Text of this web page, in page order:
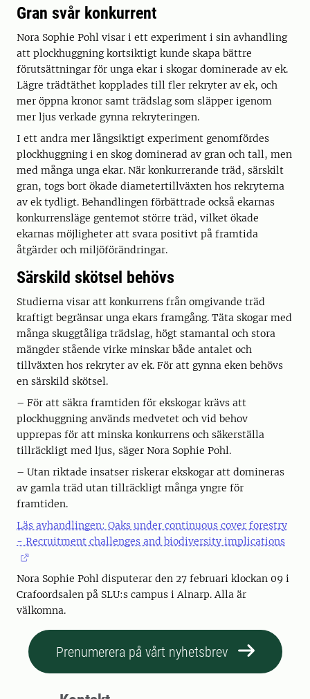
Gran svår konkurrent
Nora Sophie Pohl visar i ett experiment i sin avhandling
att plockhuggning kortsiktigt kunde skapa bättre
förutsättningar för unga ekar i skogar dominerade av ek.
Lägre trädtäthet kopplades till fler rekryter av ek, och
mer öppna kronor samt trädslag som släpper igenom
mer ljus verkade gynna rekryteringen.
I ett andra mer långsiktigt experiment genomfördes
plockhuggning i en skog dominerad av gran och tall, men
med många unga ekar. När konkurrerande träd, särskilt
gran, togs bort ökade diametertillväxten hos rekryterna
av ek tydligt. Behandlingen förbättrade också ekarnas
konkurrensläge gentemot större träd, vilket ökade
ekarnas möjligheter att svara positivt på framtida
åtgärder och miljöförändringar.
Särskild skötsel behövs
Studierna visar att konkurrens från omgivande träd
kraftigt begränsar unga ekars framgång. Täta skogar med
många skuggtåliga trädslag, högt stamantal och stora
mängder stående virke minskar både antalet och
tillväxten hos rekryter av ek. För att gynna eken behövs
en särskild skötsel.
– För att säkra framtiden för ekskogar krävs att
plockhuggning används medvetet och vid behov
upprepas för att minska konkurrens och säkerställa
tillräckligt med ljus, säger Nora Sophie Pohl.
– Utan riktade insatser riskerar ekskogar att domineras
av gamla träd utan tillräckligt många yngre för
framtiden.
Läs avhandlingen: Oaks under continuous cover forestry
- Recruitment challenges and biodiversity implications
Nora Sophie Pohl disputerar den 27 februari klockan 09 i
Crafoordsalen på SLU:s campus i Alnarp. Alla är
välkomna.
Prenumerera på vårt nyhetsbrev